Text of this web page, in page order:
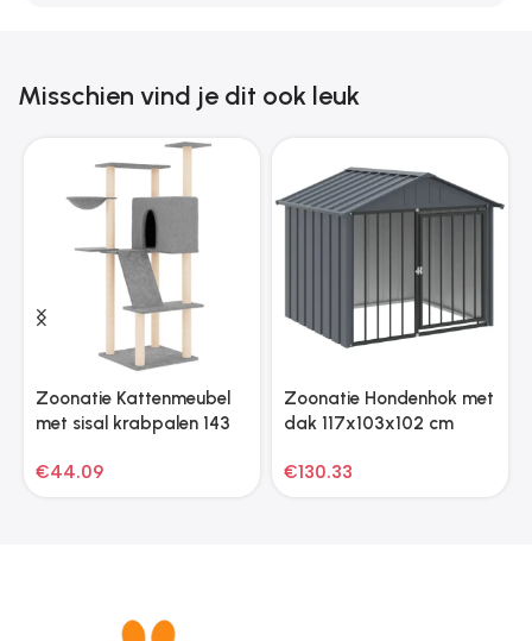
Misschien vind je dit ook leuk
Zoonatie Kattenmeubel
met sisal krabpalen 143
€44.09
Zoonatie Hondenhok met
dak 117x103x102 cm
zwart
€130.33